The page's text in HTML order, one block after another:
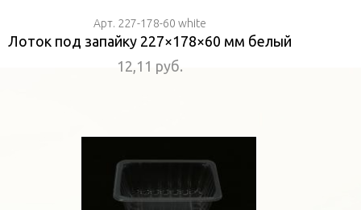
Арт. 227-178-60 white
Лоток под запайку 227×178×60 мм белый
12,11 руб.